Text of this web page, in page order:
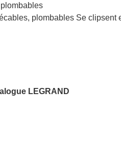
plombables Se clipsent
LEGRAND